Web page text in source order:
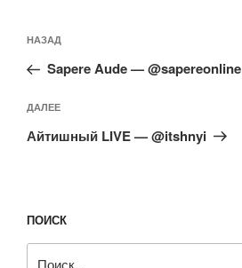
по
записям
Предыдущая
запись:
НАЗАД
Sapere Aude — @sapereonline
Следующая
запись
ДАЛЕЕ
Айтишный LIVE — @itshnyi
ПОИСК